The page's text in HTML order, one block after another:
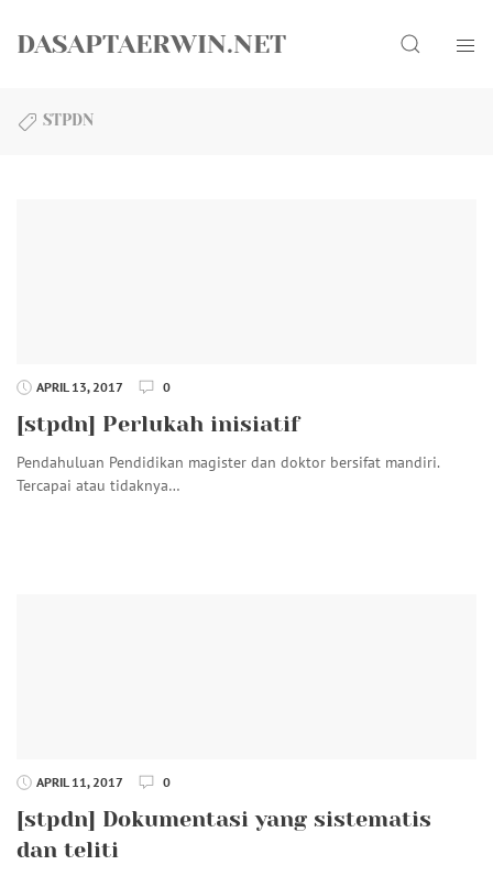
DASAPTAERWIN.NET Search
STPDN
APRIL 13, 2017 0
[stpdn] Perlukah inisiatif
Pendahuluan Pendidikan magister dan doktor bersifat mandiri.
Tercapai atau tidaknya…
APRIL 11, 2017 0
[stpdn] Dokumentasi yang sistematis
dan teliti